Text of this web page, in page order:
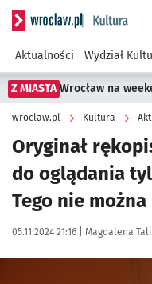
Serwis informacyjny
Aktualności Wydział
Z MIASTA Wrocław na
wroclaw.pl Kultura
Oryginał
do oglądania
Tego nie
Data publikacji:
05.11.2024 21:16 | Autor:
Magdalena